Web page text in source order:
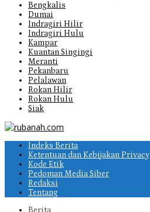
Bengkalis
Dumai
Indragiri Hilir
Indragiri Hulu
Kampar
Kuantan Singingi
Meranti
Pekanbaru
Pelalawan
Rokan Hilir
Rokan Hulu
Siak
Indeks Berita
Ketentuan dan Kebijakan Privacy
Kode Etik
Pedoman Media Siber
Redaksi
Tentang